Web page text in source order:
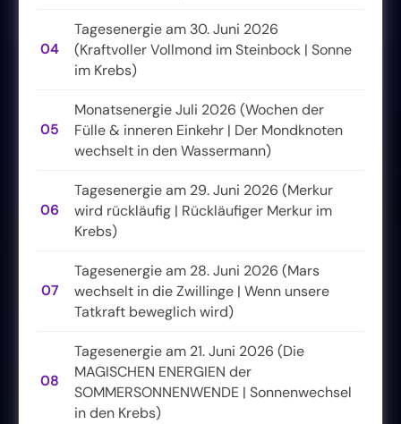
04
Tagesenergie am 30. Juni 2026
(Kraftvoller Vollmond im Steinbock | Sonne
im Krebs)
05
Monatsenergie Juli 2026 (Wochen der
Fülle & inneren Einkehr | Der Mondknoten
wechselt in den Wassermann)
06
Tagesenergie am 29. Juni 2026 (Merkur
wird rückläufig | Rückläufiger Merkur im
Krebs)
07
Tagesenergie am 28. Juni 2026 (Mars
wechselt in die Zwillinge | Wenn unsere
Tatkraft beweglich wird)
08
Tagesenergie am 21. Juni 2026 (Die
MAGISCHEN ENERGIEN der
SOMMERSONNENWENDE | Sonnenwechsel
in den Krebs)